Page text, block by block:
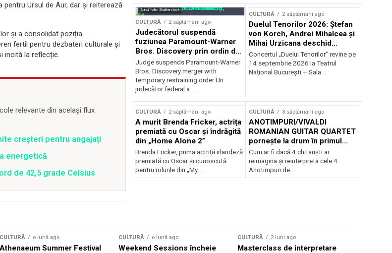
pentru Ursul de Aur, dar și reiterează
și a consolidat poziția
fertil pentru dezbateri culturale și
incită la reflecție.
relevante din același flux
creșteri pentru angajați
energetică
de 42,5 grade Celsius
Sursă foto: Shutterstock
CULTURĂ 2 săptămâni ago
Judecătorul suspendă
fuziunea Paramount-Warner
Bros. Discovery prin ordin de
restricție temporară
Judge suspends Paramount-Warner
Bros. Discovery merger with
temporary restraining order Un
judecător federal a...
CULTURĂ 2 săptămâni ago
Duelul Tenorilor 2026: Ștefan
von Korch, Andrei Mihalcea și
Mihai Urzicana deschid
stagiunea Musical
Extravaganza la TNB
Concertul „Duelul Tenorilor” revine pe
14 septembrie 2026 la Teatrul
Național București – Sala...
CULTURĂ 2 săptămâni ago
A murit Brenda Fricker, actrița
premiată cu Oscar și îndrăgită
din „Home Alone 2”
Brenda Fricker, prima actriță irlandeză
premiată cu Oscar și cunoscută
pentru rolurile din „My...
CULTURĂ 3 săptămâni ago
ANOTIMPURI/VIVALDI
ROMANIAN GUITAR QUARTET
pornește la drum în primul
turneu național
Cum ar fi dacă 4 chitarişti ar
reimagina şi reinterpreta cele 4
Anotimpuri de...
CULTURĂ o lună ago
Athenaeum Summer Festival
CULTURĂ o lună ago
Weekend Sessions încheie
CULTURĂ 2 luni ago
Masterclass de interpretare